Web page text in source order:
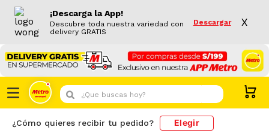
¡Descarga la App!
Descubre toda nuestra variedad con
delivery GRATIS
Descargar X
¿Que buscas hoy?
¿Cómo quieres recibir tu pedido? Elegir